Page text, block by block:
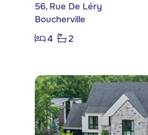
56, Rue De Léry
Boucherville
4
2